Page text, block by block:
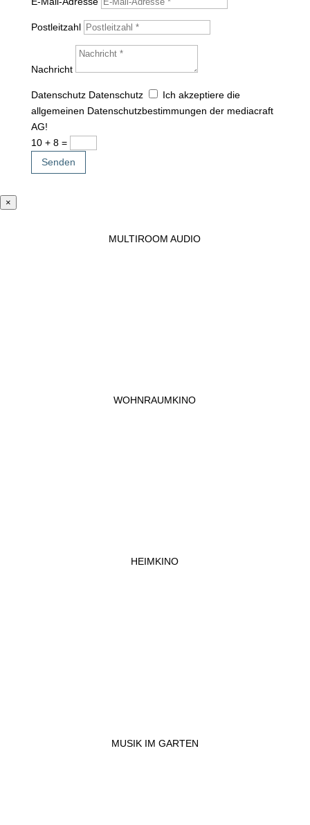
Postleitzahl
Nachricht
Datenschutz Datenschutz
Ich akzeptiere die
allgemeinen Datenschutzbestimmungen der mediacraft
AG!
10 + 8=
Senden
×
MULTIROOM AUDIO
WOHNRAUMKINO
HEIMKINO
MUSIK IM GARTEN